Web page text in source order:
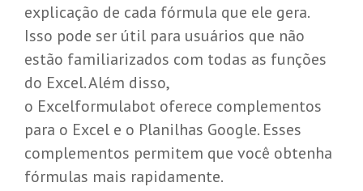
explicação de cada fórmula que ele gera.
Isso pode ser útil para usuários que não
estão familiarizados com todas as funções
do Excel. Além disso,
o Excelformulabot oferece complementos
para o Excel e o Planilhas Google. Esses
complementos permitem que você obtenha
fórmulas mais rapidamente.